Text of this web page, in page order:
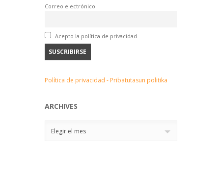
Correo electrónico
Acepto la política de privacidad
Política de privacidad - Pribatutasun politika
ARCHIVES
Elegir el mes